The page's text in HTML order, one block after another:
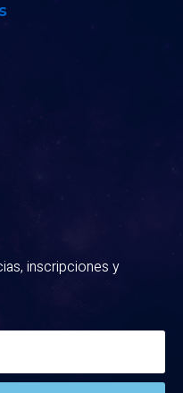
inscripciones y